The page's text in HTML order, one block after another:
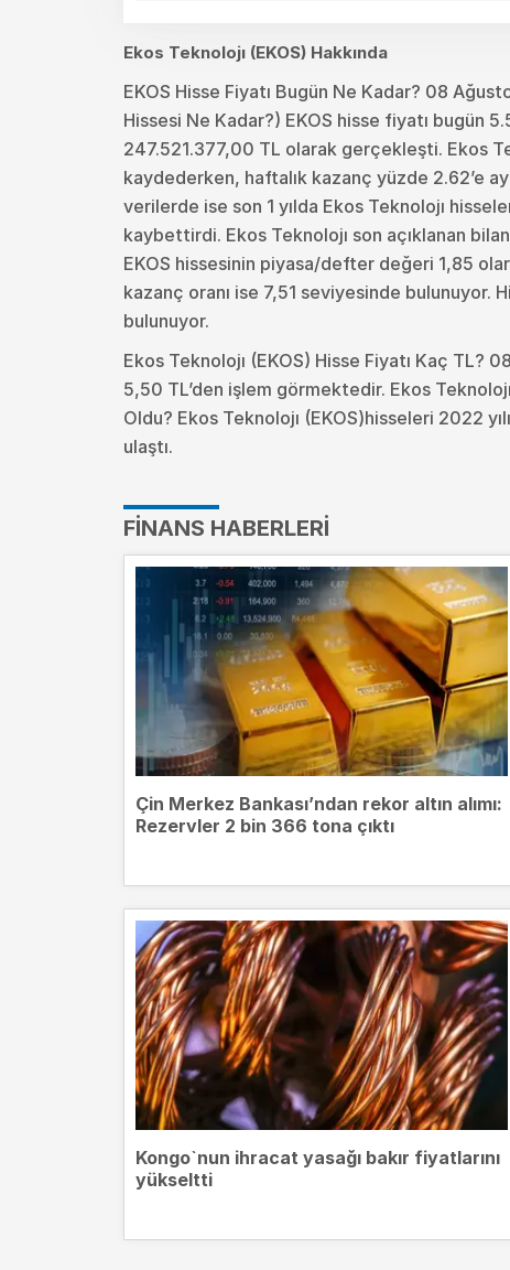
Ekos Teknolojı (EKOS) Hakkında
EKOS Hisse Fiyatı Bugün Ne Kadar? 08
Hissesi Ne Kadar?) EKOS hisse fiyatı bugün
247.521.377,00 TL olarak gerçekleşti. Ekos
kaydederken, haftalık kazanç yüzde 2.62’e
verilerde ise son 1 yılda Ekos Teknolojı
kaybettirdi. Ekos Teknolojı son açıklanan
EKOS hissesinin piyasa/defter değeri 1,85
kazanç oranı ise 7,51 seviyesinde bulunuyor.
bulunuyor.
Ekos Teknolojı (EKOS) Hisse Fiyatı Kaç TL?
5,50 TL’den işlem görmektedir. Ekos
Oldu? Ekos Teknolojı (EKOS)hisseleri 2022
ulaştı.
FINANS HABERLERI
Çin Merkez Bankası’ndan rekor altın alımı:
Rezervler 2 bin 366 tona çıktı
Kongo`nun ihracat yasağı bakır fiyatlarını
yükseltti